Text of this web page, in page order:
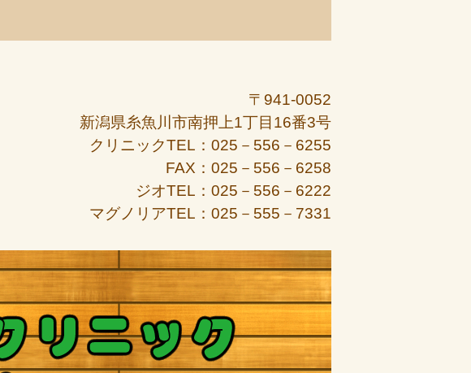
〒941-0052
新潟県糸魚川市南押上1丁目16番3号
クリニックTEL：025－556－6255
FAX：025－556－6258
ジオTEL：025－556－6222
マグノリアTEL：025－555－7331